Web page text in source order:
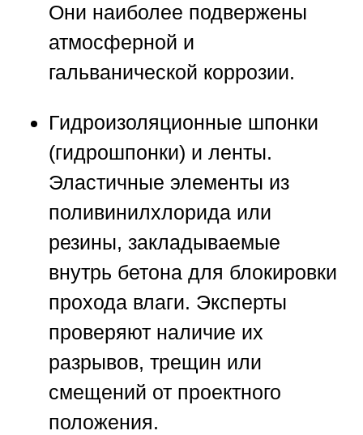
Они наиболее подвержены
атмосферной и
гальванической коррозии.
Гидроизоляционные шпонки
(гидрошпонки) и ленты.
Эластичные элементы из
поливинилхлорида или
резины, закладываемые
внутрь бетона для блокировки
прохода влаги. Эксперты
проверяют наличие их
разрывов, трещин или
смещений от проектного
положения.